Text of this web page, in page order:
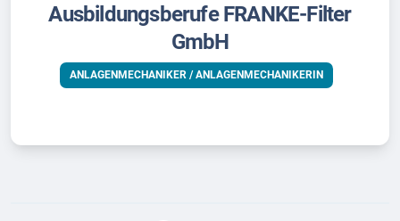
Ausbildungsberufe FRANKE-Filter
GmbH
ANLAGENMECHANIKER / ANLAGENMECHANIKERIN